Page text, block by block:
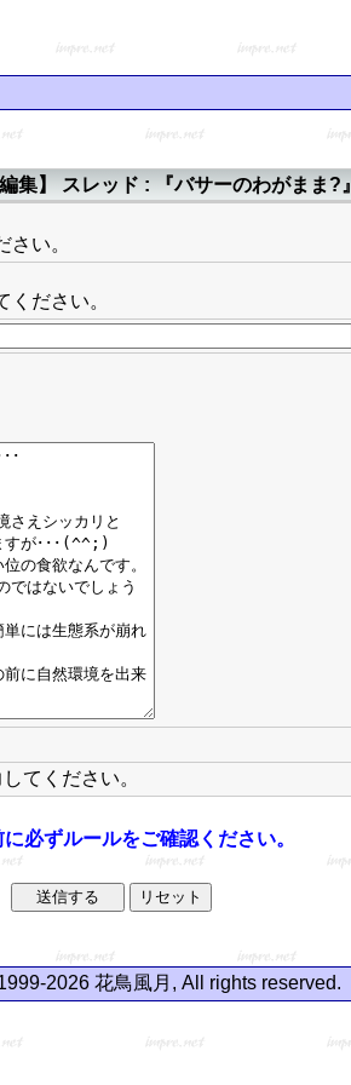
集】 スレッド : 『バサーのわがまま?』
い。
ださい。
てください。
必ずルールをご確認ください。
2026 花鳥風月, All rights reserved.